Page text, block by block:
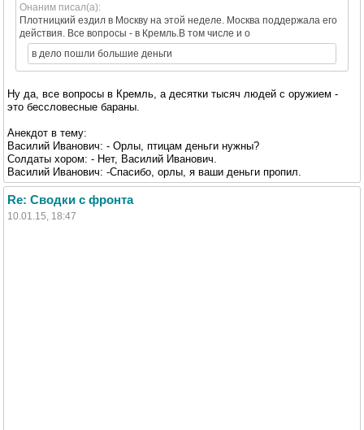
Онаним писал(а):
Плотницкий ездил в Москву на этой неделе. Москва поддержала его
действия. Все вопросы - в Кремль.В том числе и о
в дело пошли большие деньги
Ну да, все вопросы в Кремль, а десятки тысяч людей с оружием -
это бессловесные бараны.
Анекдот в тему:
Василий Иванович: - Орлы, птицам деньги нужны?
Солдаты хором: - Нет, Василий Иванович.
Василий Иванович: -Спасибо, орлы, я ваши деньги пропил.
Re: Сводки с фронта
10.01.15, 18:47